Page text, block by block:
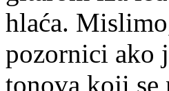
hlaća.
pozornici ako
tonova koji se